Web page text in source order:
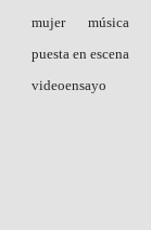
mujer
música
puesta en escena
videoensayo